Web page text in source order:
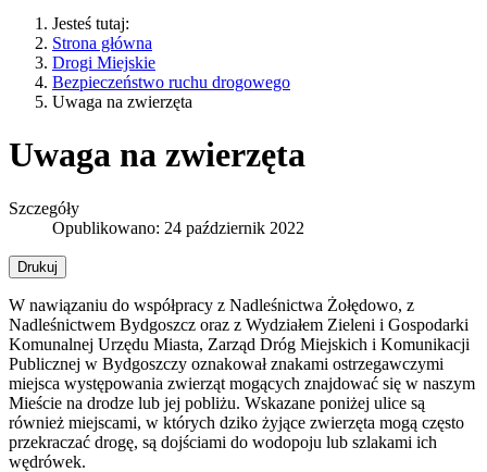
Jesteś tutaj:
Strona główna
Drogi Miejskie
Bezpieczeństwo ruchu drogowego
Uwaga na zwierzęta
Uwaga na zwierzęta
Szczegóły
Opublikowano: 24 październik 2022
Drukuj
W nawiązaniu do współpracy z Nadleśnictwa Żołędowo, z
Nadleśnictwem Bydgoszcz oraz z Wydziałem Zieleni i Gospodarki
Komunalnej Urzędu Miasta, Zarząd Dróg Miejskich i Komunikacji
Publicznej w Bydgoszczy oznakował znakami ostrzegawczymi
miejsca występowania zwierząt mogących znajdować się w naszym
Mieście na drodze lub jej pobliżu. Wskazane poniżej ulice są
również miejscami, w których dziko żyjące zwierzęta mogą często
przekraczać drogę, są dojściami do wodopoju lub szlakami ich
wędrówek.